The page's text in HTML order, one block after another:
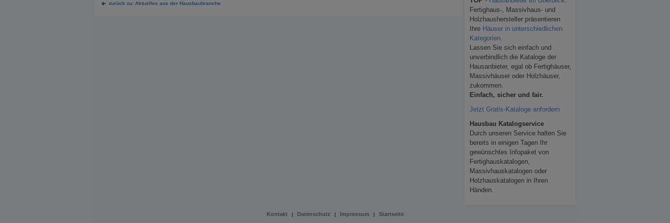
zurück zu: Aktuelles aus der Hausbaubranche
Fertighaus-, Massivhaus- und
Holzhaushersteller präsentieren
Ihre Häuser in unterschiedlichen
Kategorien
Lassen Sie sich einfach und
unverbindlich die Kataloge der
Hausanbieter, egal ob Fertighäuser,
Massivhäuser oder Holzhäuser,
zukommen.
Einfach, sicher und fair.
Jetzt Gratis-Kataloge anfordern
Hausbau Katalogservice
Durch unseren Service halten Sie
bereits in einigen Tagen Ihr
gewünschtes Infopaket von
Fertighauskatalogen,
Massivhauskatalogen oder
Holzhauskatalogen in Ihren
Händen.
Kontakt | Datenschutz | Impressum | Startseite